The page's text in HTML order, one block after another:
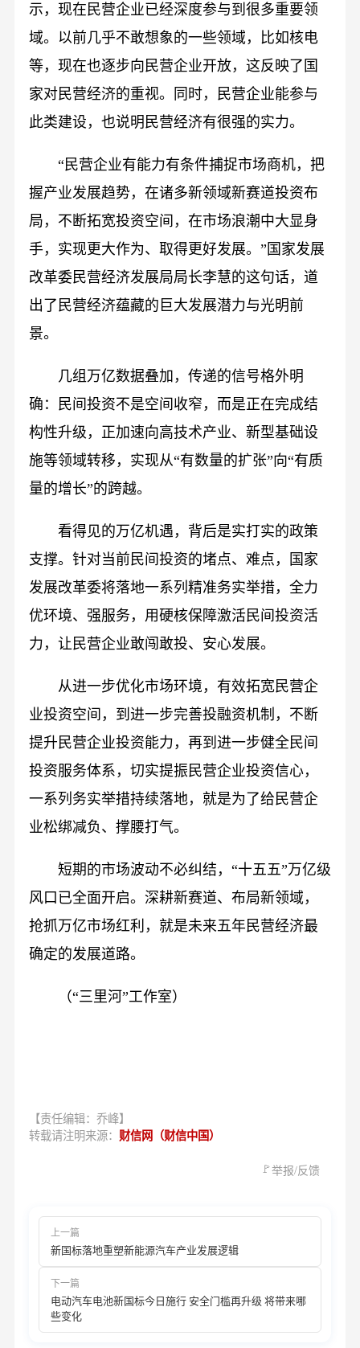
示，现在民营企业已经深度参与到很多重要领
域。以前几乎不敢想象的一些领域，比如核电
等，现在也逐步向民营企业开放，这反映了国
家对民营经济的重视。同时，民营企业能参与
此类建设，也说明民营经济有很强的实力。
“民营企业有能力有条件捕捉市场商机，把
握产业发展趋势，在诸多新领域新赛道投资布
局，不断拓宽投资空间，在市场浪潮中大显身
手，实现更大作为、取得更好发展。”国家发展
改革委民营经济发展局局长李慧的这句话，道
出了民营经济蕴藏的巨大发展潜力与光明前
景。
几组万亿数据叠加，传递的信号格外明
确：民间投资不是空间收窄，而是正在完成结
构性升级，正加速向高技术产业、新型基础设
施等领域转移，实现从“有数量的扩张”向“有质
量的增长”的跨越。
看得见的万亿机遇，背后是实打实的政策
支撑。针对当前民间投资的堵点、难点，国家
发展改革委将落地一系列精准务实举措，全力
优环境、强服务，用硬核保障激活民间投资活
力，让民营企业敢闯敢投、安心发展。
从进一步优化市场环境，有效拓宽民营企
业投资空间，到进一步完善投融资机制，不断
提升民营企业投资能力，再到进一步健全民间
投资服务体系，切实提振民营企业投资信心，
一系列务实举措持续落地，就是为了给民营企
业松绑减负、撑腰打气。
短期的市场波动不必纠结，“十五五”万亿级
风口已全面开启。深耕新赛道、布局新领域，
抢抓万亿市场红利，就是未来五年民营经济最
确定的发展道路。
（“三里河”工作室）
【责任编辑：乔峰】
转载请注明来源： 财信网（财信中国）
🚩举报/反馈
上一篇
新国标落地重塑新能源汽车产业发展逻辑
下一篇
电动汽车电池新国标今日施行 安全门槛再升级 将带来哪
些变化